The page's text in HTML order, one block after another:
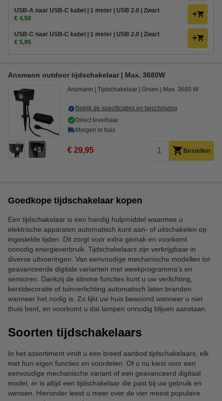
USB-A naar USB-C kabel | 1 meter | USB 2.0 | Zwart
€ 4,50
USB-C naar USB-C kabel | 1 meter | USB 2.0 | Zwart
€ 5,95
Ansmann outdoor tijdschakelaar | Max. 3680W
3
Ansmann Tijdschakelaar Groen Max. 3680 W
Bekijk de specificaties en beschrijving
Direct leverbaar
Morgen in huis
€ 29,95 Bestellen
Goedkope tijdschakelaar kopen
Een tijdschakelaar is een handig hulpmiddel waarmee u
elektrische apparaten automatisch kunt aan- of uitschakelen op
ingestelde tijden. Dit zorgt voor extra gemak en voorkomt
onnodig energieverbruik. Tijdschakelaars zijn verkrijgbaar in
diverse uitvoeringen. Van eenvoudige mechanische modellen tot
geavanceerde digitale varianten met weekprogramma’s en
sensoren. Dankzij de slimme functies kunt u uw verlichting,
kerstdecoratie of tuinverlichting automatisch laten branden
wanneer het nodig is. Zo lijkt uw huis bewoond wanneer u niet
thuis bent, en voorkomt u dat lampen onnodig blijven aanstaan.
Soorten tijdschakelaars
In het assortiment vindt u een breed aanbod tijdschakelaars, elk
met hun eigen functies en voordelen. Of u nu kiest voor een
eenvoudige mechanische variant of een geavanceerd digitaal
model, er is altijd een tijdschakelaar die past bij uw gebruik en
wensen. Hieronder leest u meer over de vier meest populaire